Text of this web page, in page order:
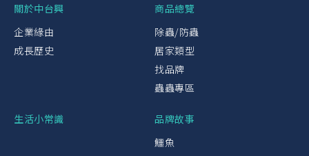
關於中台興
企業緣由
成長歷史
商品總覽
除蟲/防蟲
居家類型
找品牌
蟲蟲專區
生活小常識
品牌故事
鱷魚